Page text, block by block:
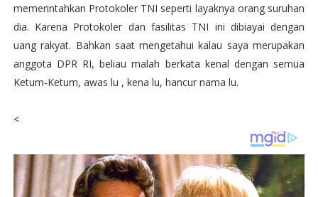
memerintahkan Protokoler TNI seperti layaknya orang suruhan
dia. Karena Protokoler dan fasilitas TNI ini dibiayai dengan
uang rakyat. Bahkan saat mengetahui kalau saya merupakan
anggota DPR RI, beliau malah berkata kenal dengan semua
Ketum-Ketum, awas lu , kena lu, hancur nama lu.
<